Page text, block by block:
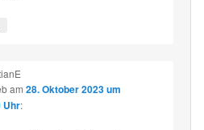
am 28. Oktober 2023 um
Uhr: